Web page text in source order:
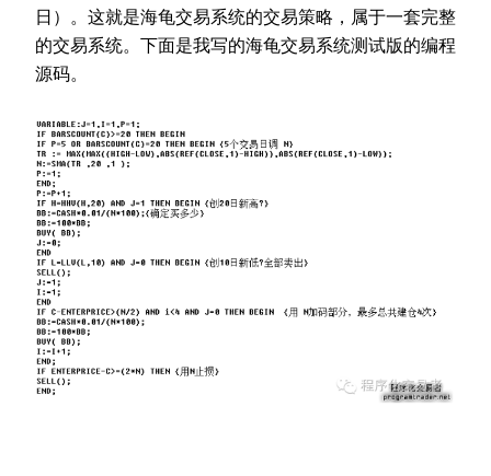
日）。这就是海龟交易系统的交易策略，属于一套完整
的交易系统。下面是我写的海龟交易系统测试版的编程
源码。